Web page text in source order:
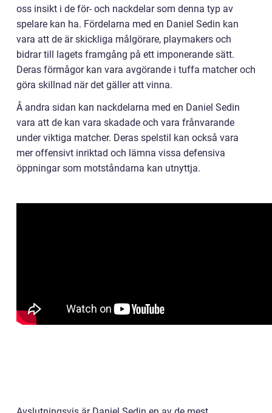
oss insikt i de för- och nackdelar som denna typ av
spelare kan ha. Fördelarna med en Daniel Sedin kan
vara att de är skickliga målgörare, playmakers och
bidrar till lagets framgång på ett imponerande sätt.
Deras förmågor kan vara avgörande i tuffa matcher och
göra skillnad när det gäller att vinna.
Å andra sidan kan nackdelarna med en Daniel Sedin
vara att de kan vara skadade och vara frånvarande
under viktiga matcher. Deras spelstil kan också vara
mer offensivt inriktad och lämna vissa defensiva
öppningar som motståndarna kan utnyttja.